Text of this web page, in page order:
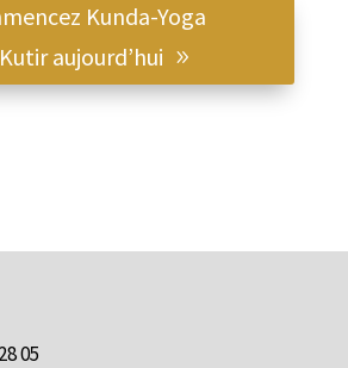
Kunda-Yoga
Kutir aujourd’hui
05